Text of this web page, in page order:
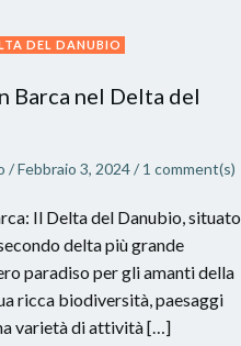
DEL DANUBIO
Barca nel Delta del
/Febbraio 3, 2024/ 1 comment(s)
Il Delta del Danubio, situato
delta più grande
paradiso per gli amanti della
ricca biodiversità, paesaggi
varietà di attività […]